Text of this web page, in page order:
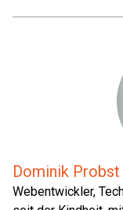
Dominik Probst
Webentwickler,